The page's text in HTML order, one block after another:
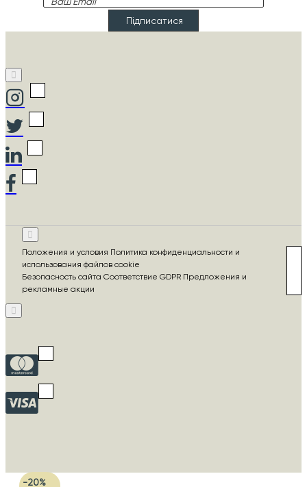
-20%
Підписатися
Положения и условия Политика конфиденциальности и
использования файлов cookie
Безопасность сайта Соответствие GDPR Предложения и
рекламные акции